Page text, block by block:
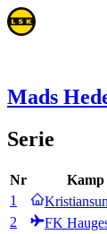
Mads
Serie
Nr Kamp
1
2
FK